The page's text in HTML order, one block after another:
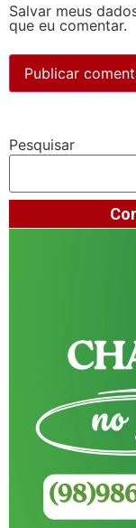
Salvar meus
que eu comentar.
Pesquisar